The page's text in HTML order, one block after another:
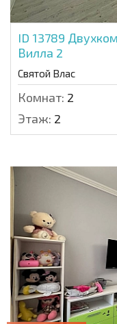
ID 13789
Вилла 2
Святой Влас
Комнат: 2
Этаж: 2